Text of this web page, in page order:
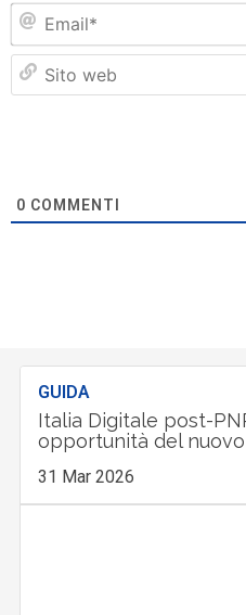
0 COMMENTI
GUIDA
Italia Digitale post-
opportunità del
31 Mar 2026